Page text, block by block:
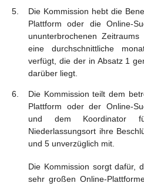
Die Kommission hebt die
Plattform oder die Online-
ununterbrochenen
eine durchschnittliche
verfügt, die der in Absatz 1
darüber liegt.
Die Kommission teilt dem
Plattform oder der Online-
und dem Koordinator
Niederlassungsort ihre
und 5 unverzüglich mit.
Die Kommission sorgt dafür,
sehr großen Online-